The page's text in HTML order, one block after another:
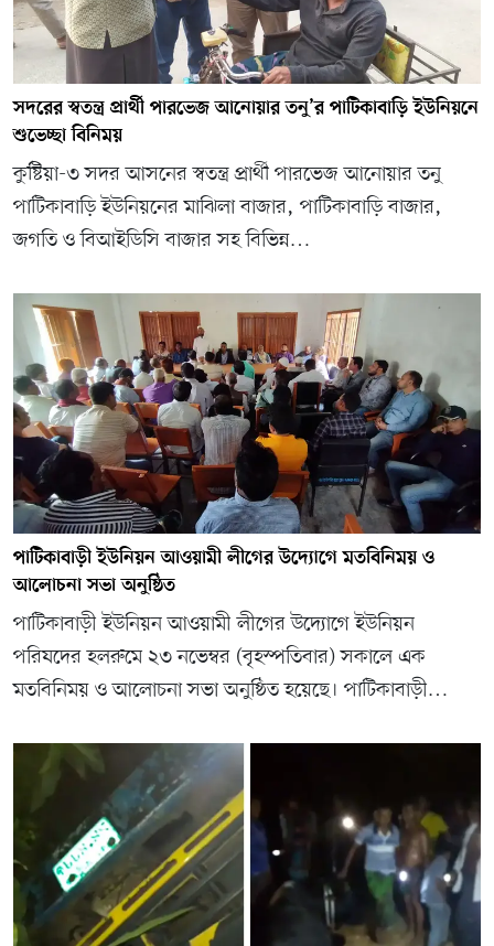
সদরের স্বতন্ত্র প্রার্থী পারভেজ আনোয়ার তনু’র পাটিকাবাড়ি ইউনিয়নে
শুভেচ্ছা বিনিময়
কুষ্টিয়া-৩ সদর আসনের স্বতন্ত্র প্রার্থী পারভেজ আনোয়ার তনু
পাটিকাবাড়ি ইউনিয়নের মাঝিলা বাজার, পাটিকাবাড়ি বাজার,
জগতি ও বিআইডিসি বাজার সহ বিভিন্ন…
পাটিকাবাড়ী ইউনিয়ন আওয়ামী লীগের উদ্যোগে মতবিনিময় ও
আলোচনা সভা অনুষ্ঠিত
পাটিকাবাড়ী ইউনিয়ন আওয়ামী লীগের উদ্যোগে ইউনিয়ন
পরিষদের হলরুমে ২৩ নভেম্বর (বৃহস্পতিবার) সকালে এক
মতবিনিময় ও আলোচনা সভা অনুষ্ঠিত হয়েছে। পাটিকাবাড়ী…